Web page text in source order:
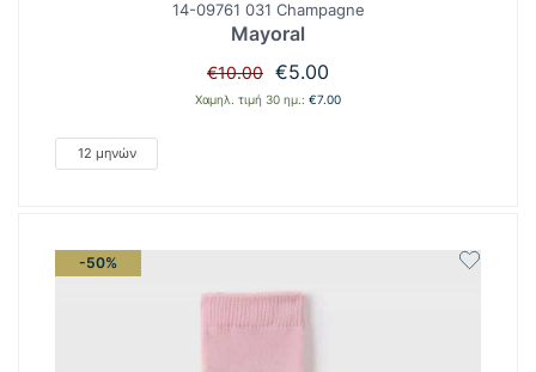
14-09761 031 Champagne
Mayoral
€10.00 Original
price
€5.00
τρέχουσα
Χαμηλ. τιμή 30 ημ.: €7.00
12 μηνών
-50%